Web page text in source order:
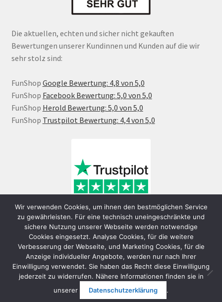
Die aktuellen, echten und sicher nicht gekauften
Bewertungen unserer Kundinnen und Kunden auf die wir
sehr stolz sind:
FunShop Google Bewertung: 4,8 von 5,0
FunShop Facebook Bewertung: 5,0 von 5,0
FunShop Herold Bewertung: 5,0 von 5,0
FunShop Trustpilot Bewertung: 4,4 von 5,0
© FunShop Wien - Hochqualitative Elektromobilität 2026
Datenschutzerklärung
Erstellt mit WooCommerce
Wir verwenden Cookies, um ihnen den bestmöglichen Service
zu gewährleisten. Für eine technisch uneingeschränkte und
sichere Nutzung unserer Webseite werden notwendige
Cookies eingesetzt. Analyse Cookies, für die weitere
Verbesserung der Webseite, und Marketing Cookies, für die
Anzeige individueller Angebote, werden nur nach Ihrer
Einwilligung verwendet. Sie haben das Recht diese Einwilligung
jederzeit zu widerrufen. Nähere Informationen finden sie in
unserer
Datenschutzerklärung .